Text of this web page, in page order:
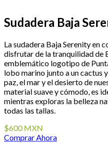
Sudadera Baja
La sudadera Baja Serenity en
disfrutar de la tranquilidad de
emblemático logotipo de
lobo marino junto a un cactus
paz, el mar y el desierto de
material suave y cómodo, es
mientras exploras la belleza
todas las tallas.
$600 MXN
Comprar Ahora